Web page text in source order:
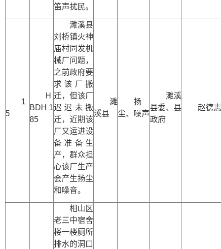
笛声扰民。
1
5
H
BDH 1
85
濉溪县
刘桥镇火神
庙村同发机
械厂问题，
之前政府要
求该厂搬
迁，但该厂
迟迟未搬
迁，近期该
厂又运进设
备准备生
产，群众担
心该厂生产
会产生扬尘
和噪音。
濉
溪县
扬
尘、噪声
濉溪
县委、县
政府
赵德
相山区
老三中宿舍
楼一楼厕所
排水的洞口